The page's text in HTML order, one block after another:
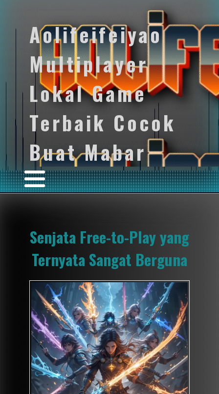
Aolifeifeiyao
Multiplayer
Lokal Game
Terbaik Cocok
Buat Mabar
Senjata Free-to-Play yang
Ternyata Sangat Berguna